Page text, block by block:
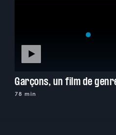
Garçons, un film de
78 min